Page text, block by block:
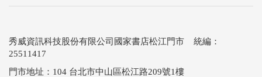
秀威資訊科技股份有限公司國家書店松江門市 統編：
25511417
門市地址：104 台北市中山區松江路209號1樓